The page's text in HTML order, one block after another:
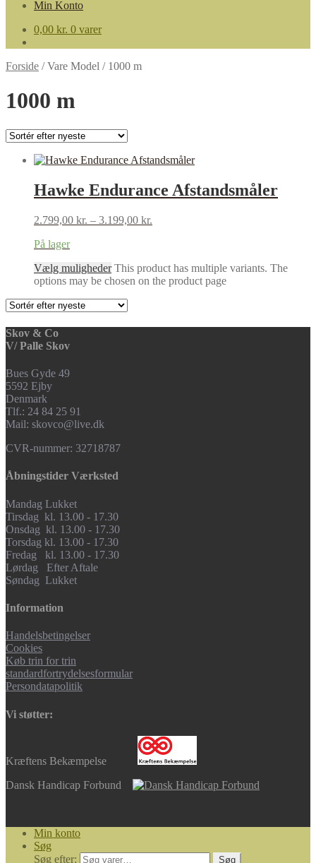
Min Konto
0,00 kr. 0 varer
Forside /Vare Model / 1000 m
1000 m
Hawke Endurance Afstandsmåler
2.799,00 kr. – 3.199,00 kr.
På lager
Vælg mulighederThis product has multiple variants. The
options may be chosen on the product page
Skov & Co
V/ Palle Skov
Bues Gyde 49
5592 Ejby
Denmark
Tlf.: 24 84 25 91
Mail: skovco@live.dk
CVR-nummer: 32718787
Åbningstider Værksted
Mandag Lukket
Tirsdag kl. 13.00 - 17.30
Onsdag kl. 13.00 - 17.30
Torsdag kl. 13.00 - 17.30
Fredag kl. 13.00 - 17.30
Lørdag Efter Aftale
Søndag Lukket
Information
Handelsbetingelser
Cookies
Køb trin for trin
standardfortrydelsesformular
Persondatapolitik
Vi støtter:
Kræftens Bekæmpelse
Dansk Handicap Forbund
Min konto
Søg
Søg efter:
Søg